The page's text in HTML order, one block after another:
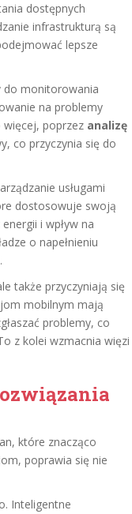
dostępnych
infrastrukturą są
lepsze
do monitorowania
na problemy
więcej, poprzez analizę
co przyczynia się do
usługami
dostosowuje swoją
i wpływ na
o napełnieniu
także przyczyniają się
mobilnym mają
problemy, co
z kolei wzmacnia więzi
które znacząco
poprawia się nie
Inteligentne